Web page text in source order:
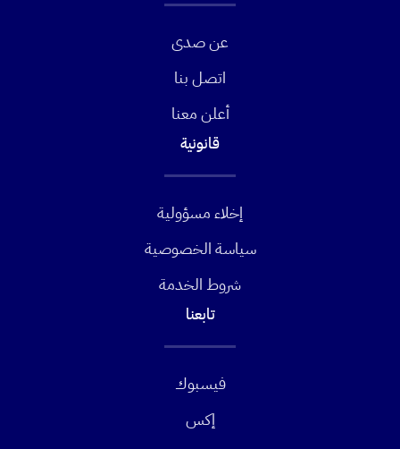
عن صدى
اتصل بنا
أعلن معنا
قانونية
إخلاء مسؤولية
سياسة الخصوصية
شروط الخدمة
تابعنا
فيسبوك
إكس